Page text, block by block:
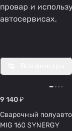
провар и
автосервисах.
полуавтомат
31 товар
9 140 ₽
Сварочный
MIG 160 SYNERGY